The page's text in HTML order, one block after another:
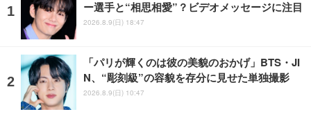
ー選手と“相思相愛”？ビデオメッセージに注目
2026.8.9(日) 18:47
「パリが輝くのは彼の美貌のおかげ」BTS・JI
N、“彫刻級”の容貌を存分に見せた単独撮影
2026.8.9(日) 10:47